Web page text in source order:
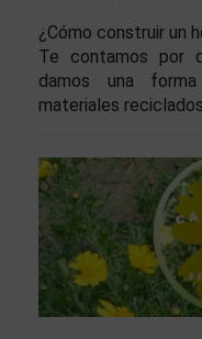
¿Cómo construir un
Te contamos por
damos una
materiales